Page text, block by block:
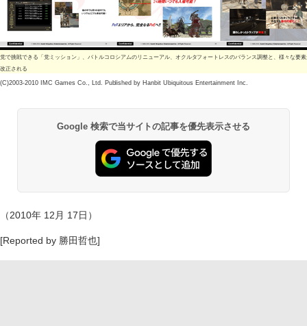
党で挑戦できる「党ミッション」、バトルコロシアムのリニューアル、オクルタフォートレスのバランス調整と、様々な要
改正される
(C)2003-2010 IMC Games Co., Ltd. Published by Hanbit Ubiquitous Entertainment Inc.
Google 検索で当サイトの記事を優先表示させる
（2010年 12月 17日）
[Reported by 勝田哲也]